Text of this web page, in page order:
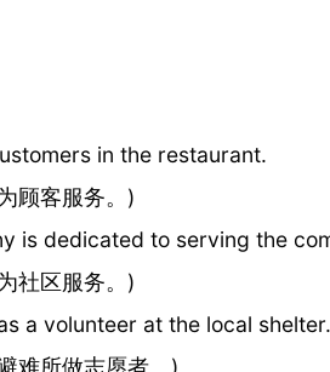
in the restaurant.
顾客服务。)
is dedicated to serving the
社区服务。)
a volunteer at the local shelter.
难所做志愿者。)